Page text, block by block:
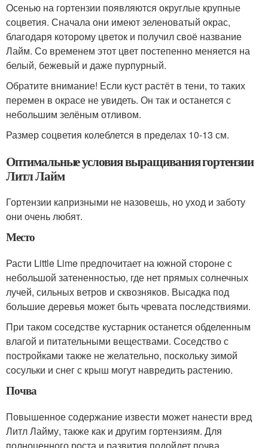
Осенью на гортензии появляются округлые крупные
соцветия. Сначала они имеют зеленоватый окрас,
благодаря которому цветок и получил своё название
Лайм. Со временем этот цвет постепенно меняется на
белый, бежевый и даже пурпурный.
Обратите внимание! Если куст растёт в тени, то таких
перемен в окрасе не увидеть. Он так и останется с
небольшим зелёным отливом.
Размер соцветия колеблется в пределах 10-13 см.
Оптимальные условия выращивания гортензии
Литл Лайм
Гортензии капризными не назовешь, но уход и заботу
они очень любят.
Место
Расти Little Lime предпочитает на южной стороне с
небольшой затененностью, где нет прямых солнечных
лучей, сильных ветров и сквозняков. Высадка под
большие деревья может быть чревата последствиями.
При таком соседстве кустарник останется обделенным
влагой и питательными веществами. Соседство с
постройками также не желательно, поскольку зимой
сосульки и снег с крыш могут навредить растению.
Почва
Повышенное содержание извести может нанести вред
Литл Лайму, также как и другим гортензиям. Для